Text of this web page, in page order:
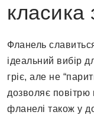
класика
Фланель
ідеальний вибір
гріє, але не
дозволяє
фланелі також у